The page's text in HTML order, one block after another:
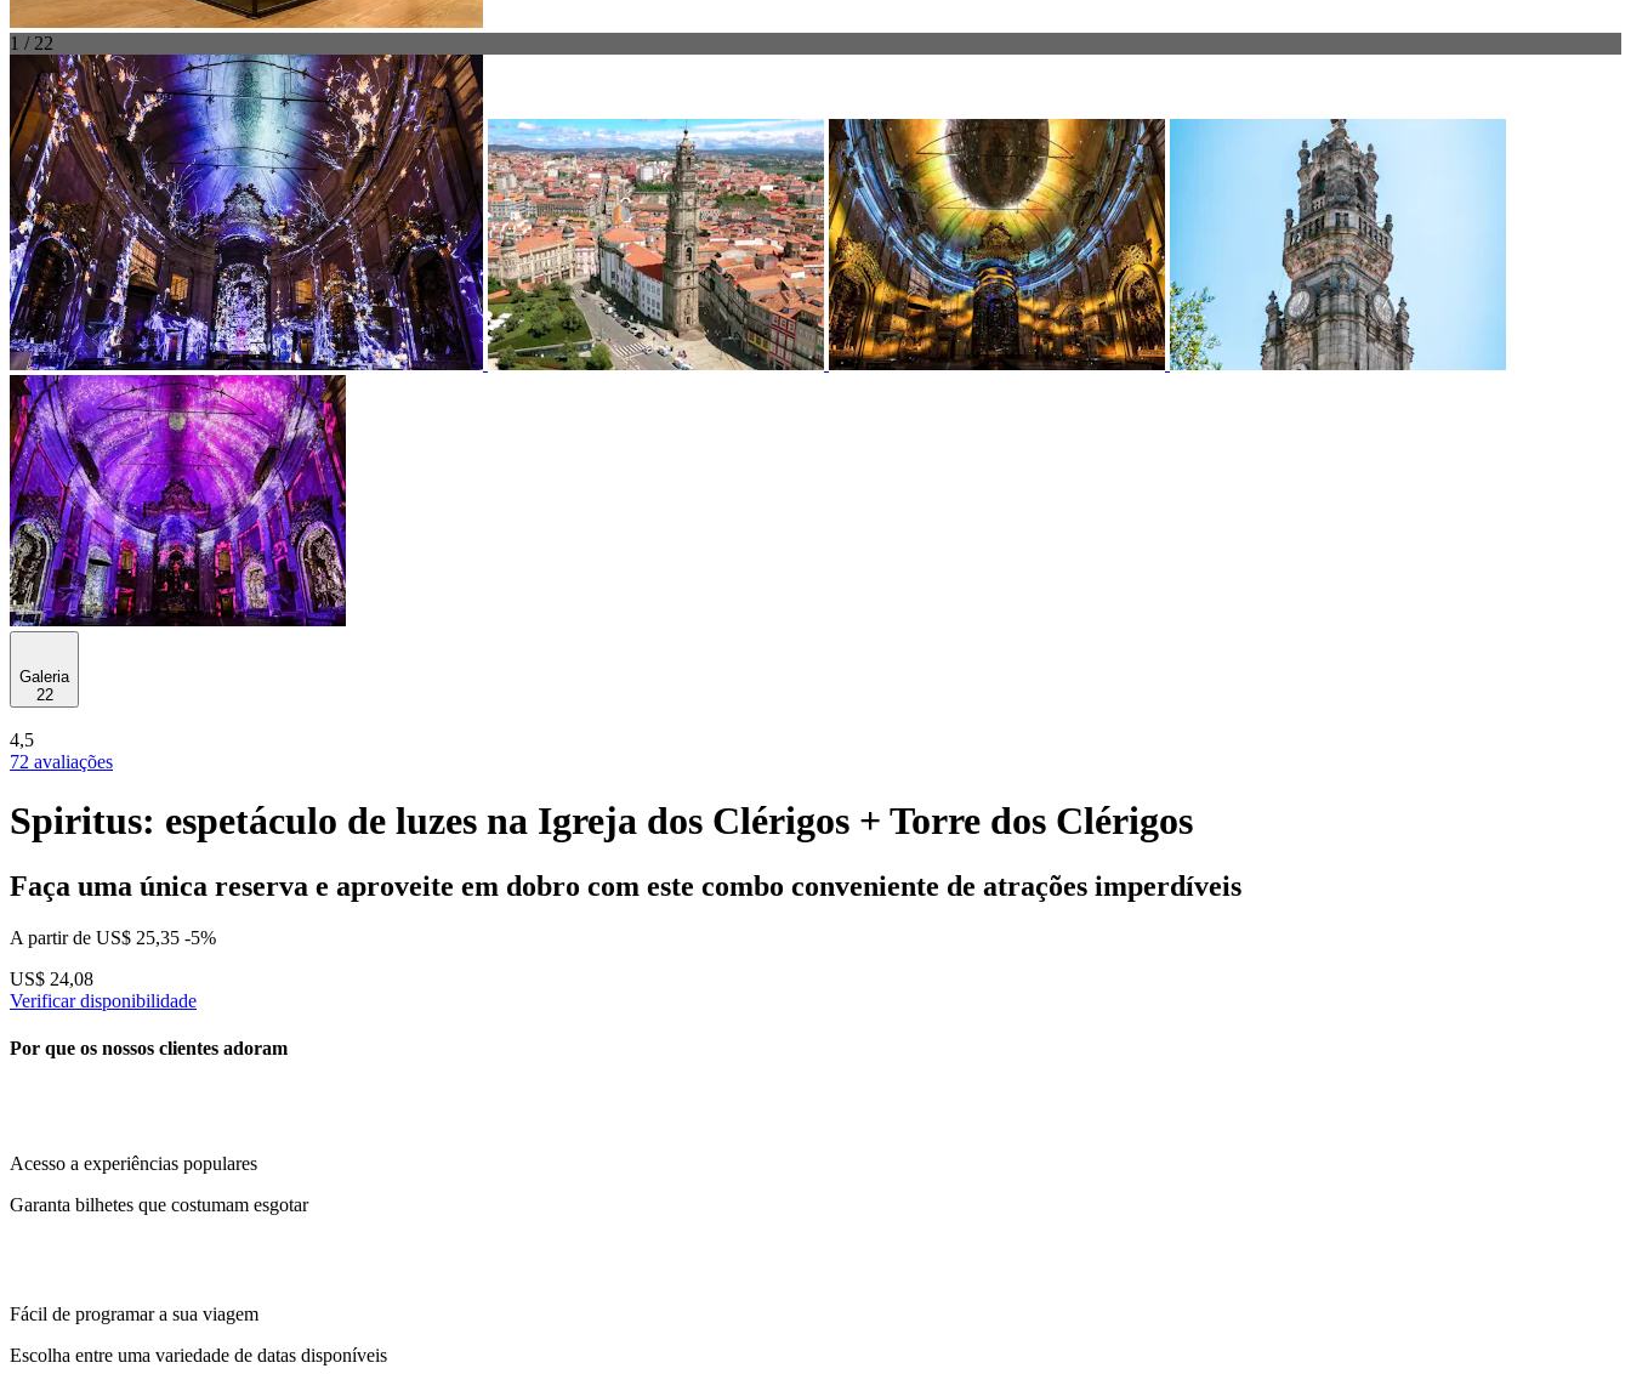
1 / 22
Galeria
22
4,5
72 avaliações
Spiritus: espetáculo de luzes na Igreja dos Clérigos + Torre dos Clérigos
Faça uma única reserva e aproveite em dobro com este combo conveniente de atrações imperdíveis
A partir de US$ 25,35 -5%
US$ 24,08
Verificar disponibilidade
Por que os nossos clientes adoram
Acesso a experiências populares
Garanta bilhetes que costumam esgotar
Fácil de programar a sua viagem
Escolha entre uma variedade de datas disponíveis